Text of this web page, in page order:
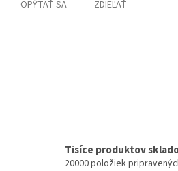
OPÝTAŤ SA ZDIEĽAŤ
Tisíce produktov
20000 položiek